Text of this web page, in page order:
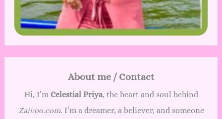
About me / Contact
Hi, I’m Celestial Priya, the heart and soul behind
Zaivoo.com. I’m a dreamer, a believer, and someone